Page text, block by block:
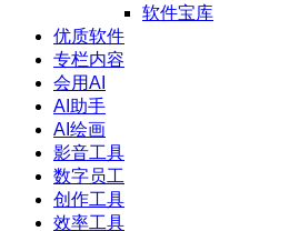
软件宝库
优质软件
专栏内容
会用AI
AI助手
AI绘画
影音工具
数字员工
创作工具
效率工具